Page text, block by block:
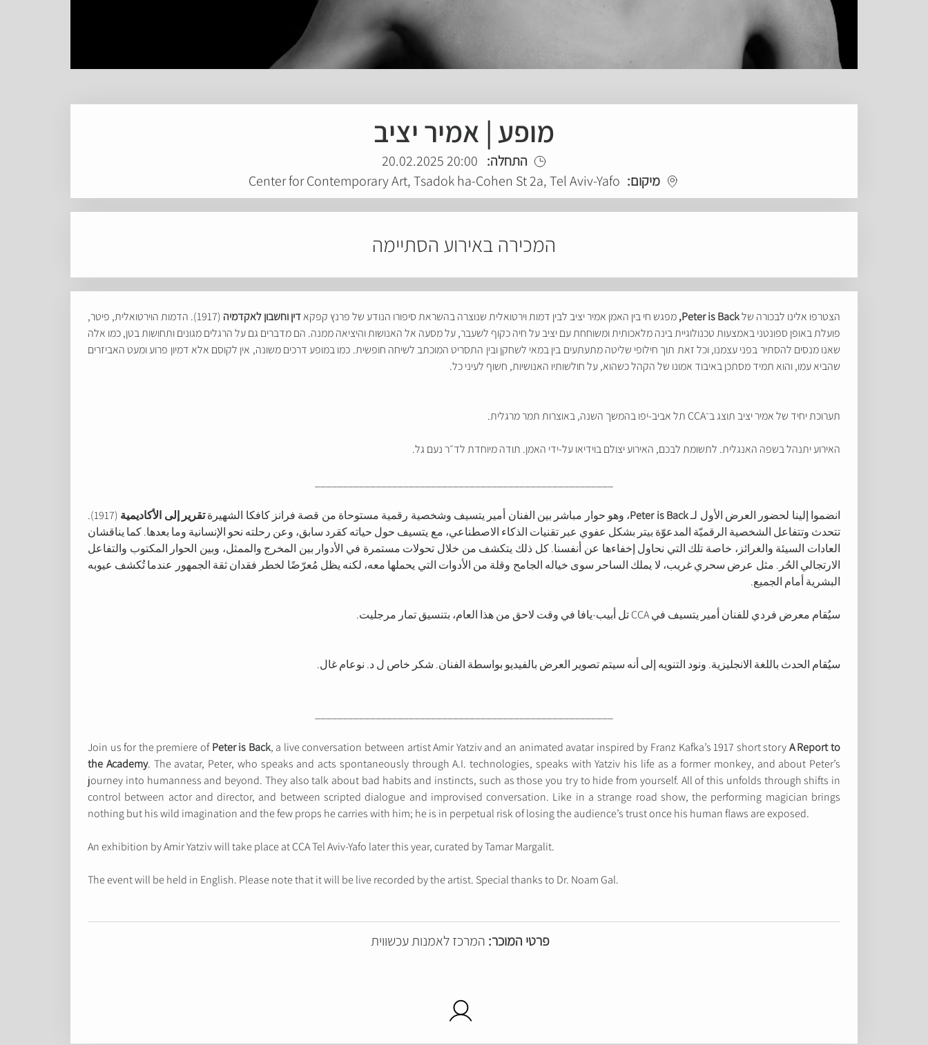
מופע | אמיר יציב
התחלה: 20:00 20.02.2025
מיקום: Center for Contemporary Art, Tsadok ha-Cohen St 2a, Tel Aviv-Yafo
המכירה באירוע הסתיימה
הצטרפו אלינו לבכורה שלPeter is Back, מפגש חי בין האמן אמיר יציב לבין דמות וירטואלית שנוצרה בהשראת סיפורו הנודע של פרנץ קפקאדין וחשבון לאקדמיה
(1917). הדמות הוירטואלית, פיטר,
פועלת באופן ספונטני באמצעות טכנולוגיית בינה מלאכותית ומשוחחת עם יציב על חיה כקוף לשעבר, על מסעה אל האנושות והיציאה ממנה. הם מדברים גם על הרגלים מגונים ותחושות בטן, כמו אלה
שאנו מנסים להסתיר בפני עצמנו, וכל זאת תוך חילופי שליטה מתעתעים בין במאי לשחקן ובין התסריט המוכתב לשיחה חופשית. כמו במופע דרכים משונה, אין לקוסם אלא דמיון פרוע ומעט האביזרים
שהביא עמו, והוא תמיד מסתכן באיבוד אמונו של הקהל כשהוא, על חולשותיו האנושיות, חשוף לעיני כל.
תערוכת יחיד של אמיר יציב תוצג ב־CCA תל אביב-יפו בהמשך השנה, באוצרות תמר מרגלית.
האירוע יתנהל בשפה האנגלית. לתשומת לבכם, האירוע יצולם בוידיאו על-ידי האמן. תודה מיוחדת לד״ר נעם גל.
انضموا إلينا لحضور العرض الأول لـPeter is Back، وهو حوار مباشر بين الفنان أمير يتسيف وشخصية رقمية مستوحاة من قصة فرانز كافكا الشهيرةتقرير إلى الأكاديمية
(1917).
تتحدث وتتفاعل الشخصية الرقميّة المدعوّة بيتر بشكل عفوي عبر تقنيات الذكاء الاصطناعي، مع يتسيف حول حياته كقرد سابق، وعن رحلته نحو الإنسانية وما بعدها. كما يناقشان
العادات السيئة والغرائز، خاصة تلك التي نحاول إخفاءها عن أنفسنا. كل ذلك يتكشف من خلال تحولات مستمرة في الأدوار بين المخرج والممثل، وبين الحوار المكتوب والتفاعل
الارتجالي الحُر. مثل عرض سحري غريب، لا يملك الساحر سوى خياله الجامح وقلة من الأدوات التي يحملها معه، لكنه يظل مُعرّضًا لخطر فقدان ثقة الجمهور عندما تُكشف عيوبه
البشرية أمام الجميع.
سيُقام معرض فردي للفنان أمير يتسيف في CCA تل أبيب-يافا في وقت لاحق من هذا العام، بتنسيق تمار مرجليت.
سيُقام الحدث باللغة الانجليزية. ونود التنويه إلى أنه سيتم تصوير العرض بالفيديو بواسطة الفنان. شكر خاص ل د. نوعام غال.
Join us for the premiere ofPeter is Back, a live conversation between artist Amir Yatziv and an animated avatar inspired by Franz Kafka’s 1917 short storyA Report to
the Academy. The avatar, Peter, who speaks and acts spontaneously through A.I. technologies, speaks with Yatziv his life as a former monkey, and about Peter’s
journey into humanness and beyond. They also talk about bad habits and instincts, such as those you try to hide from yourself. All of this unfolds through shifts in
control between actor and director, and between scripted dialogue and improvised conversation. Like in a strange road show, the performing magician brings
nothing but his wild imagination and the few props he carries with him; he is in perpetual risk of losing the audience’s trust once his human flaws are exposed.
An exhibition by Amir Yatziv will take place at CCA Tel Aviv-Yafo later this year, curated by Tamar Margalit.
The event will be held in English. Please note that it will be live recorded by the artist. Special thanks to Dr. Noam Gal.
פרטי המוכר: המרכז לאמנות עכשווית